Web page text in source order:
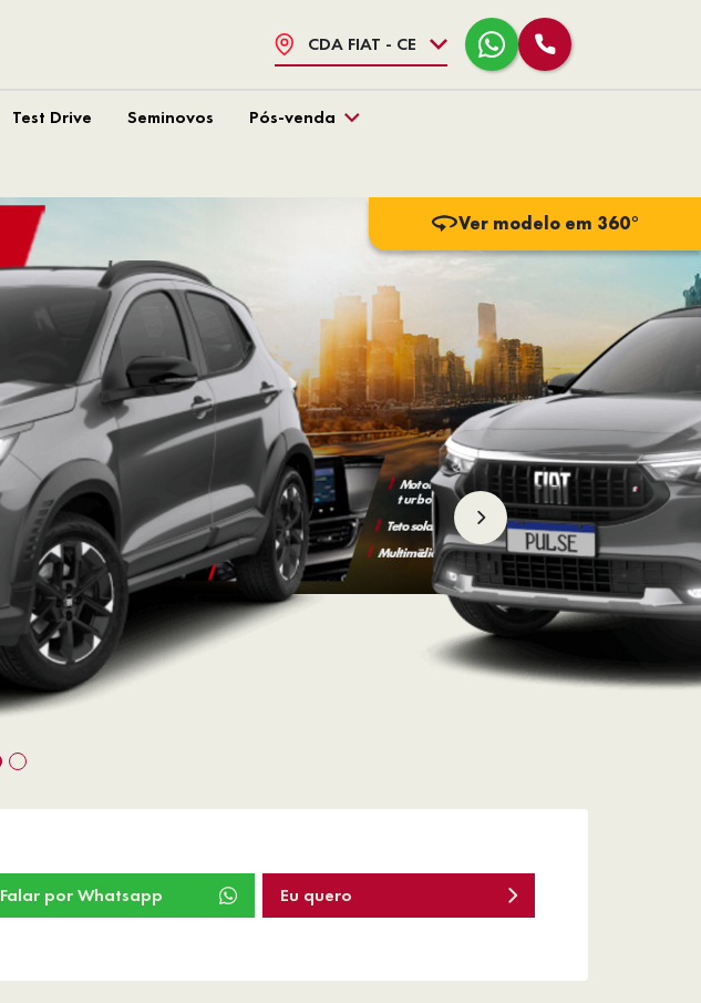
CDA FIAT - CE
Test Drive Seminovos Pós-venda
Ver modelo em 360°
Falar por Whatsapp Eu quero